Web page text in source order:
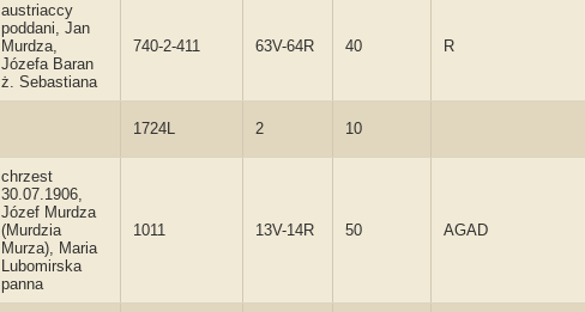
austriaccy
poddani, Jan
Murdza,
Józefa Baran
ż. Sebastiana
740-2-411 63V-64R 40 R
1724L 2 10
chrzest
30.07.1906,
Józef Murdza
(Murdzia
Murza), Maria
Lubomirska
panna
1011 13V-14R 50 AGAD